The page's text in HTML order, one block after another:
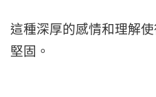
這種深厚的感情和理解
堅固。